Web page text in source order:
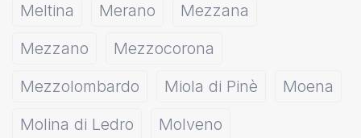
Meltina
Merano
Mezzana
Mezzano
Mezzocorona
Mezzolombardo
Miola di Pinè
Moena
Molina di Ledro
Molveno